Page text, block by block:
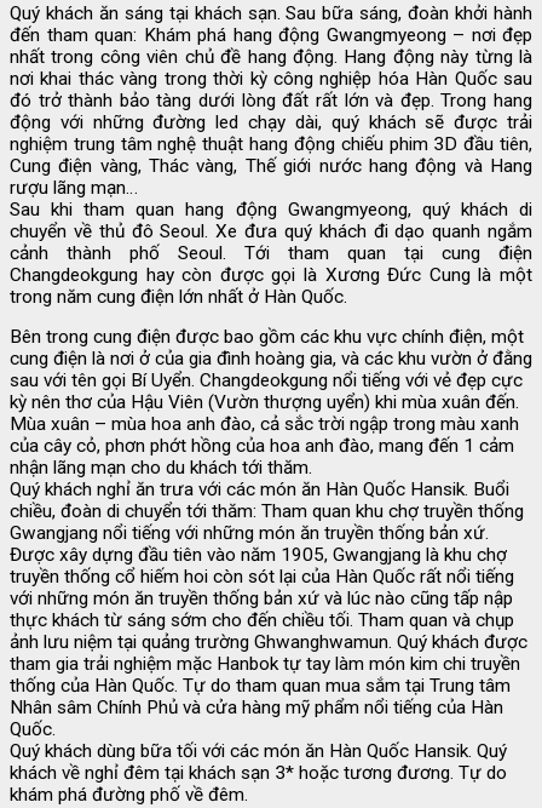
Quý khách ăn sáng tại khách sạn. Sau bữa sáng, đoàn khởi hành
đến tham quan: Khám phá hang động Gwangmyeong – nơi đẹp
nhất trong công viên chủ đề hang động. Hang động này từng là
nơi khai thác vàng trong thời kỳ công nghiệp hóa Hàn Quốc sau
đó trở thành bảo tàng dưới lòng đất rất lớn và đẹp. Trong hang
động với những đường led chạy dài, quý khách sẽ được trải
nghiệm trung tâm nghệ thuật hang động chiếu phim 3D đầu tiên,
Cung điện vàng, Thác vàng, Thế giới nước hang động và Hang
rượu lãng mạn…
Sau khi tham quan hang động Gwangmyeong, quý khách di
chuyển về thủ đô Seoul. Xe đưa quý khách đi dạo quanh ngắm
cảnh thành phố Seoul. Tới tham quan tại cung điện
Changdeokgung hay còn được gọi là Xương Đức Cung là một
trong năm cung điện lớn nhất ở Hàn Quốc.
Bên trong cung điện được bao gồm các khu vực chính điện, một
cung điện là nơi ở của gia đình hoàng gia, và các khu vườn ở đằng
sau với tên gọi Bí Uyển. Changdeokgung nổi tiếng với vẻ đẹp cực
kỳ nên thơ của Hậu Viên (Vườn thượng uyển) khi mùa xuân đến.
Mùa xuân – mùa hoa anh đào, cả sắc trời ngập trong màu xanh
của cây cỏ, phơn phớt hồng của hoa anh đào, mang đến 1 cảm
nhận lãng mạn cho du khách tới thăm.
Quý khách nghỉ ăn trưa với các món ăn Hàn Quốc Hansik. Buổi
chiều, đoàn di chuyển tới thăm: Tham quan khu chợ truyền thống
Gwangjang nổi tiếng với những món ăn truyền thống bản xứ.
Được xây dựng đầu tiên vào năm 1905, Gwangjang là khu chợ
truyền thống cổ hiếm hoi còn sót lại của Hàn Quốc rất nổi tiếng
với những món ăn truyền thống bản xứ và lúc nào cũng tấp nập
thực khách từ sáng sớm cho đến chiều tối. Tham quan và chụp
ảnh lưu niệm tại quảng trường Ghwanghwamun. Quý khách được
tham gia trải nghiệm mặc Hanbok tự tay làm món kim chi truyền
thống của Hàn Quốc. Tự do tham quan mua sắm tại Trung tâm
Nhân sâm Chính Phủ và cửa hàng mỹ phẩm nổi tiếng của Hàn
Quốc.
Quý khách dùng bữa tối với các món ăn Hàn Quốc Hansik. Quý
khách về nghỉ đêm tại khách sạn 3* hoặc tương đương. Tự do
khám phá đường phố về đêm.